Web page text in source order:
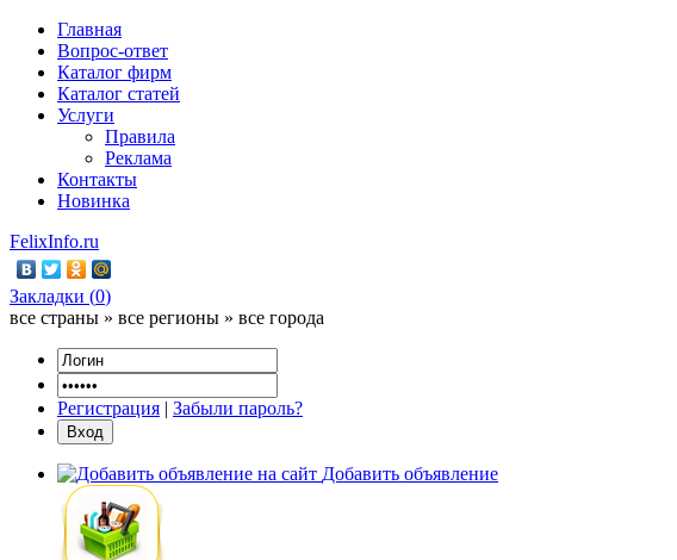
Главная
Вопрос-ответ
Каталог фирм
Каталог статей
Услуги
Правила
Реклама
Контакты
Новинка
FelixInfo.ru
Закладки (0)
все страны » все регионы » все города
Регистрация | Забыли пароль?
Добавить объявление